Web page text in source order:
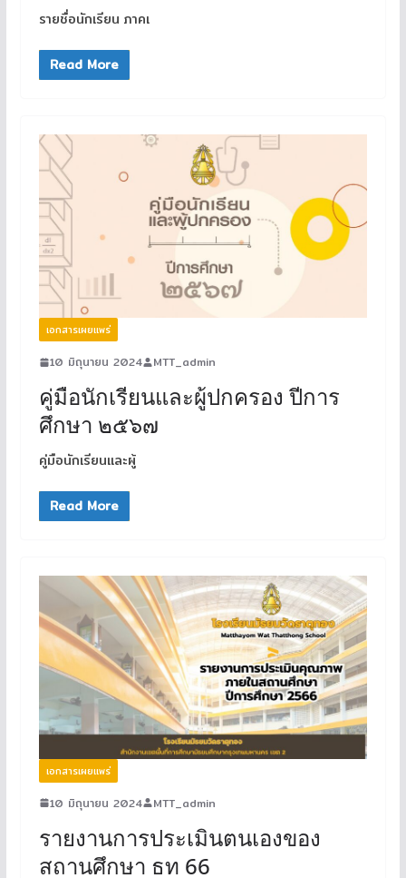
รายชื่อนักเรียน ภาคเ
Read More
เอกสารเผยแพร่
10 มิถุนายน 2024 MTT_admin
คู่มือนักเรียนและผู้ปกครอง ปีการ
ศึกษา ๒๕๖๗
คู่มือนักเรียนและผู้
Read More
เอกสารเผยแพร่
10 มิถุนายน 2024 MTT_admin
รายงานการประเมินตนเองของ
สถานศึกษา ธท 66